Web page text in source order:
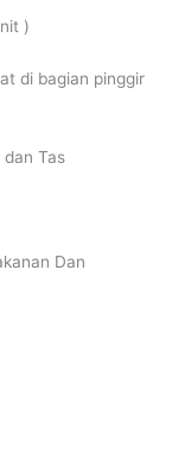
)
bagian pinggir
Tas
Dan